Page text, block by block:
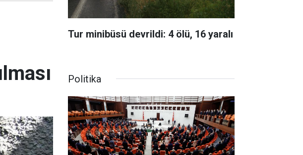
Tur minibüsü devrildi: 4 ölü, 16 yaralı
Politika